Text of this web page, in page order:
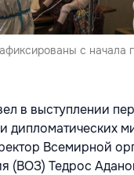
с начала
в выступлении
дипломатических
Всемирной
(ВОЗ) Тедрос